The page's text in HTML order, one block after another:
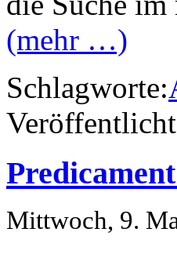
(mehr …)
Schlagworte:
Mittwoch, 9.